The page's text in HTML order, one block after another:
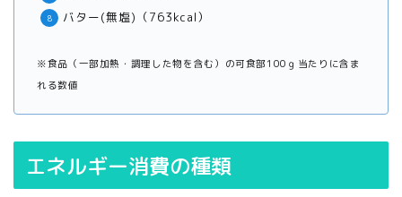
バター(無塩)（763kcal）
※食品（一部加熱・調理した物を含む）の可食部100ｇ当たりに含ま
れる数値
エネルギー消費の種類